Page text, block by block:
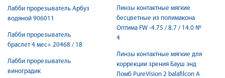
Лабби прорезыватель Арбуз
водяной 906011
Лабби прорезыватель
браслет 4 мес+ 20468 / 18
Лабби прорезыватель
виноградик
Линзы контактные мягкие
бесцветные из полимакона
Оптима FW -4.75 / 8.7 / 14.0 №
4
Линзы контактные мягкие для
коррекции зрения Бауш энд
Ломб PureVision 2 balafilcon A